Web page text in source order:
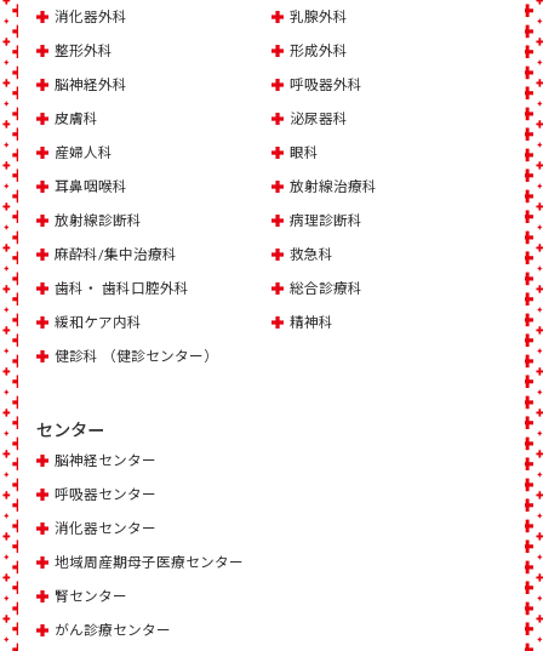
消化器外科
乳腺外科
整形外科
形成外科
脳神経外科
呼吸器外科
皮膚科
泌尿器科
産婦人科
眼科
耳鼻咽喉科
放射線治療科
放射線診断科
病理診断科
麻酔科/集中治療科
救急科
歯科・ 歯科口腔外科
総合診療科
緩和ケア内科
精神科
健診科 （健診センター）
センター
脳神経センター
呼吸器センター
消化器センター
地域周産期母子医療センター
腎センター
がん診療センター